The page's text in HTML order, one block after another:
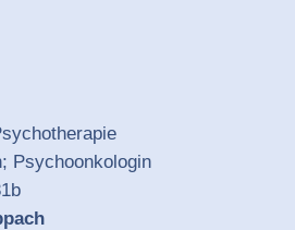
Psychoonkologin